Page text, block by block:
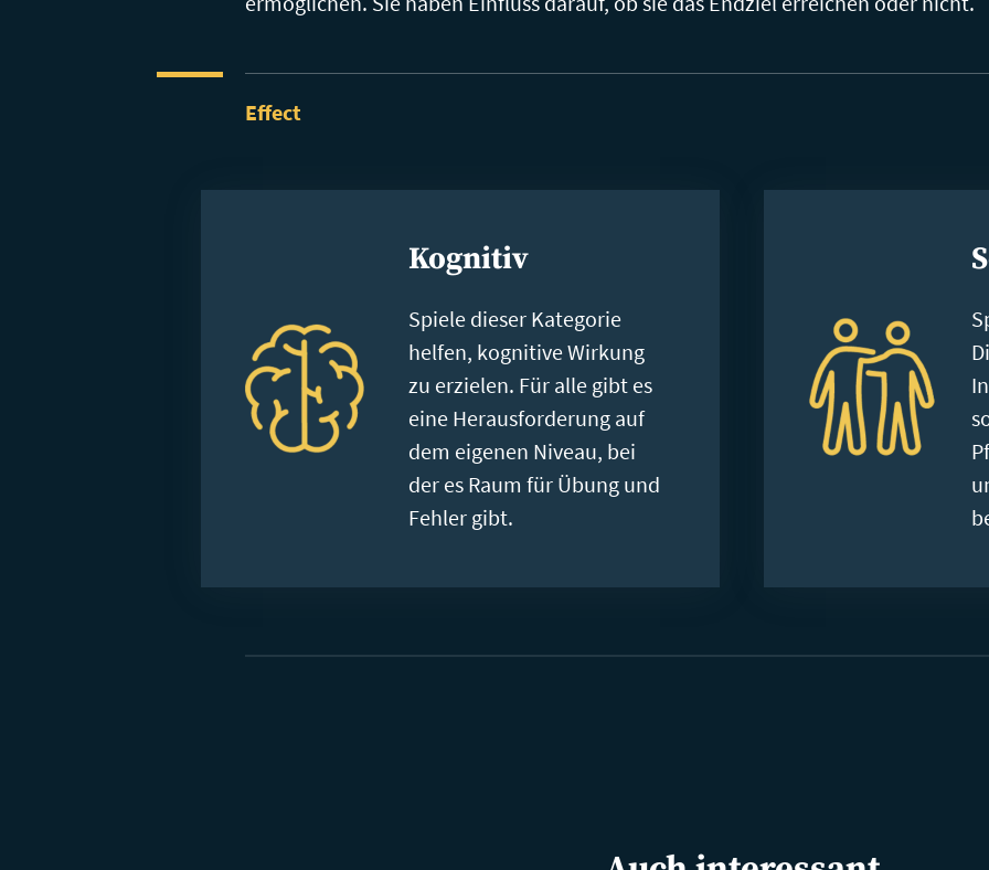
Effect
Kognitiv
Spiele dieser Kategorie
helfen, kognitive Wirkung
zu erzielen. Für alle gibt es
eine Herausforderung auf
dem eigenen Niveau, bei
der es Raum für Übung und
Fehler gibt.